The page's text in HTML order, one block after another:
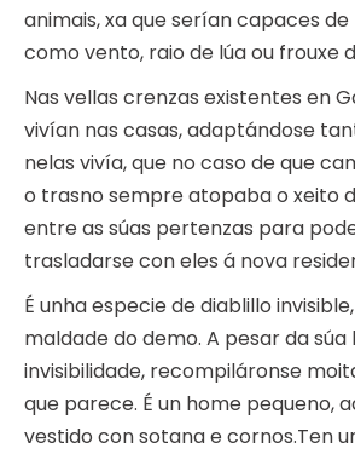
animais, xa que serían capaces
como vento, raio de lúa ou frouxe
Nas vellas crenzas existentes en
vivían nas casas, adaptándose
nelas vivía, que no caso de que
o trasno sempre atopaba o xeito
entre as súas pertenzas para
trasladarse con eles á nova
É unha especie de diablillo
maldade do demo. A pesar da
invisibilidade, recompiláronse
que parece. É un home pequeno,
vestido con sotana e cornos.Ten